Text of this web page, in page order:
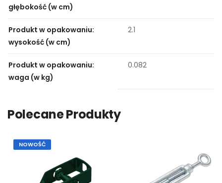
głębokość (w cm)
Produkt w opakowaniu:
wysokość (w cm)
2.1
Produkt w opakowaniu:
waga (w kg)
0.082
Polecane Produkty
NOWOŚĆ